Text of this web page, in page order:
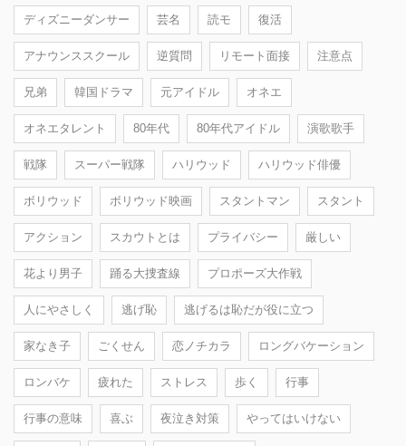
ディズニーダンサー 芸名 読モ 復活
アナウンススクール 逆質問 リモート面接 注意点
兄弟 韓国ドラマ 元アイドル オネエ
オネエタレント 80年代 80年代アイドル 演歌歌手
戦隊 スーパー戦隊 ハリウッド ハリウッド俳優
ボリウッド ボリウッド映画 スタントマン スタント
アクション スカウトとは プライバシー 厳しい
花より男子 踊る大捜査線 プロポーズ大作戦
人にやさしく 逃げ恥 逃げるは恥だが役に立つ
家なき子 ごくせん 恋ノチカラ ロングバケーション
ロンバケ 疲れた ストレス 歩く 行事
行事の意味 喜ぶ 夜泣き対策 やってはいけない